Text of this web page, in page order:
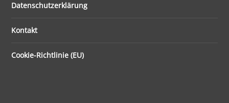
Datenschutzerklärung
Kontakt
Cookie-Richtlinie (EU)